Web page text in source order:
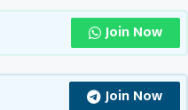
Join Now
Join Now